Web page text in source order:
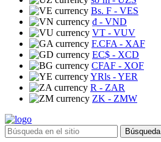
Bs. F - VES
₫ - VND
VT - VUV
F.CFA - XAF
EC$ - XCD
CFAF - XOF
YRls - YER
R - ZAR
ZK - ZMW
Búsqueda